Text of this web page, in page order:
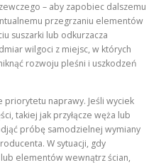
– aby zapobiec dalszemu
przegrzaniu elementów
suszarki lub odkurzacza
wilgoci z miejsc, w których
rozwoju pleśni i uszkodzeń
priorytetu naprawy. Jeśli wyciek
takiej jak przyłącze węża lub
próbę samodzielnej wymiany
W sytuacji, gdy
elementów wewnątrz ścian,